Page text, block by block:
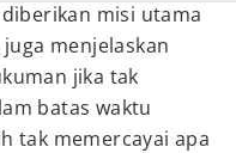
misi utama
menjelaskan
jika tak
batas waktu
tak memercayai apa